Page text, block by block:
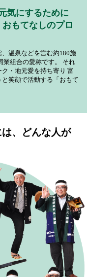
気にするために
もてなしのプロ
温泉などを営む約180施
組合の愛称です。
それ
・地元愛を持ち寄り 富
笑顔で活動する「おもて
は、どんな人が